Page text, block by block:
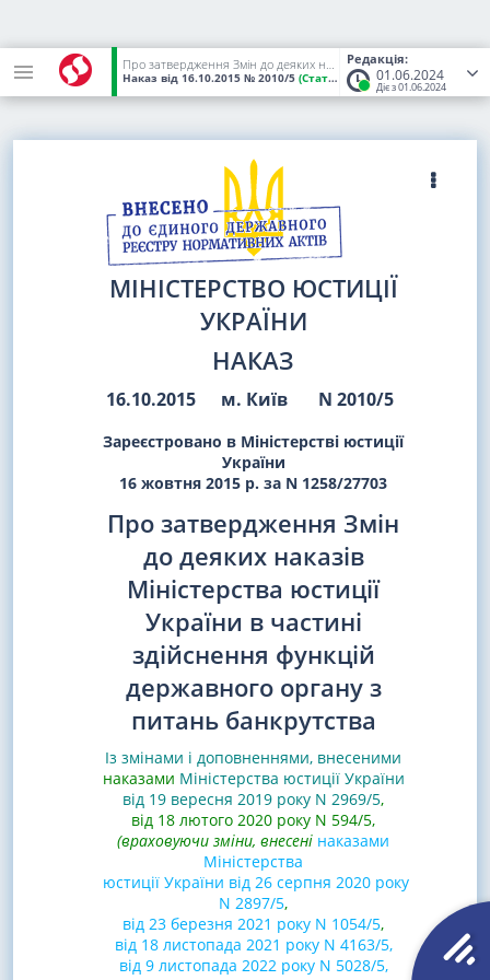
Редакція:
01.06.2024
Діє з 01.06.2024
Про затвердження Змін до деяких наказів Міністерства юстиції України в частині здійснення функцій державного органу з питань банкрутства
Наказ від 16.10.2015 № 2010/5 (Статус: Чинний)
МІНІСТЕРСТВО ЮСТИЦІЇ
УКРАЇНИ
НАКАЗ
16.10.2015 м. Київ N 2010/5
Зареєстровано в Міністерстві юстиції
України
16 жовтня 2015 р. за N 1258/27703
Про затвердження Змін
до деяких наказів
Міністерства юстиції
України в частині
здійснення функцій
державного органу з
питань банкрутства
Із змінами і доповненнями, внесеними
наказами Міністерства юстиції України
від 19 вересня 2019 року N 2969/5,
від 18 лютого 2020 року N 594/5,
(враховуючи зміни, внесені наказами
Міністерства
юстиції України від 26 серпня 2020 року
N 2897/5,
від 23 березня 2021 року N 1054/5,
від 18 листопада 2021 року N 4163/5,
від 9 листопада 2022 року N 5028/5,